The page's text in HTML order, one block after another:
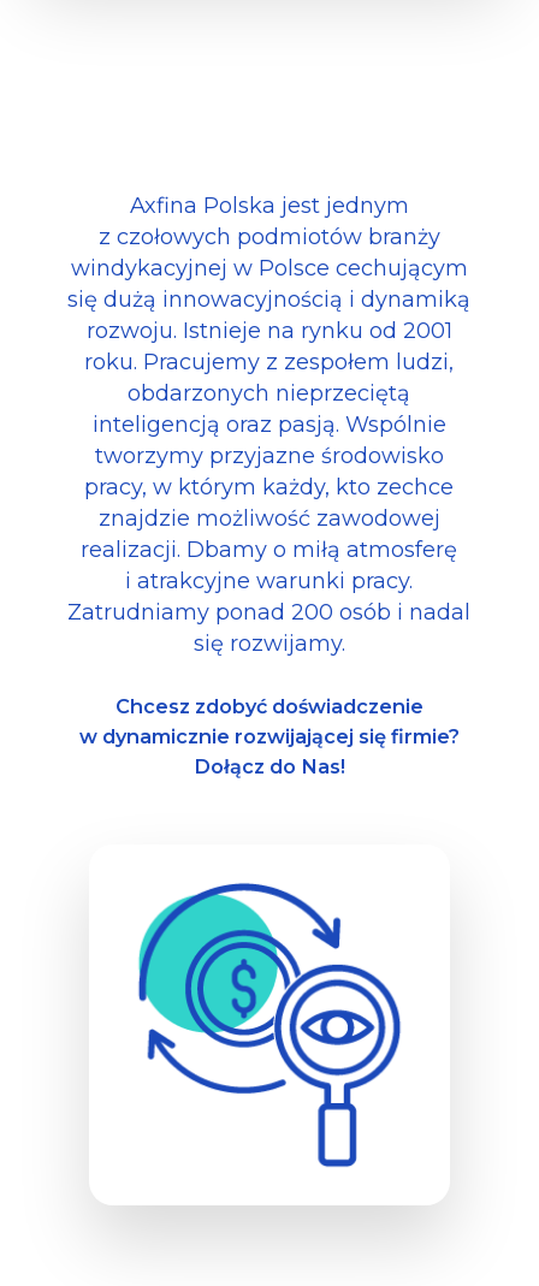
Axfina Polska jest jednym
z czołowych podmiotów branży
windykacyjnej w Polsce cechującym
się dużą innowacyjnością i dynamiką
rozwoju. Istnieje na rynku od 2001
roku. Pracujemy z zespołem ludzi,
obdarzonych nieprzeciętą
inteligencją oraz pasją. Wspólnie
tworzymy przyjazne środowisko
pracy, w którym każdy, kto zechce
znajdzie możliwość zawodowej
realizacji. Dbamy o miłą atmosferę
i atrakcyjne warunki pracy.
Zatrudniamy ponad 200 osób i nadal
się rozwijamy.
Chcesz zdobyć doświadczenie
w dynamicznie rozwijającej się firmie?
Dołącz do Nas!